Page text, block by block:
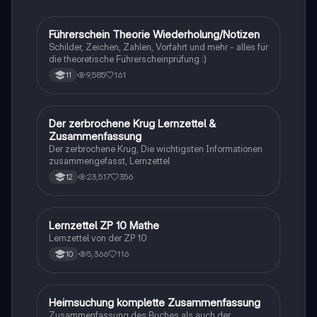
Lerntipps
Führerschein Theorie Wiederholung/Notizen
Schilder, Zeichen, Zahlen, Vorfahrt und mehr - alles für
die theoretische Führerscheinprüfung :)
11 9,585 161
Deutsch
Der zerbrochene Krug Lernzettel &
Zusammenfassung
Der zerbrochene Krug, Die wichtigsten Informationen
zusammengefasst, Lernzettel
12 23,517 356
Mathe
Lernzettel ZP 10 Mathe
Lernzettel von der ZP 10
10 5,366 116
Deutsch
Heimsuchung komplette Zusammenfassung